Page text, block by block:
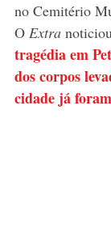
no Cemitério
O Extra
tragédia em
dos corpos
cidade já